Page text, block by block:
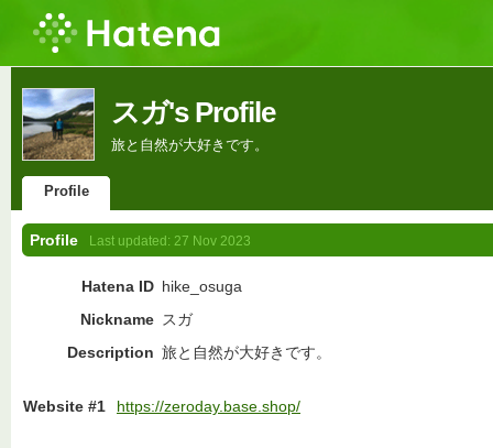
スガ's Profile
旅と自然が大好きです。
Profile
Profile Last updated: 27 Nov 2023
Hatena ID hike_osuga
Nickname スガ
Description 旅と自然が大好きです。
Website #1 https://zeroday.base.shop/